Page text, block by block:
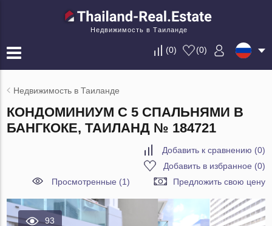
Недвижимость в Таиланде
(0) (0)
Недвижимость в Таиланде
КОНДОМИНИУМ С 5 СПАЛЬНЯМИ В
БАНГКОКЕ, ТАИЛАНД № 184721
Добавить к сравнению (0)
Добавить в избранное (0)
Просмотренные (1)
Предложить свою цену
93